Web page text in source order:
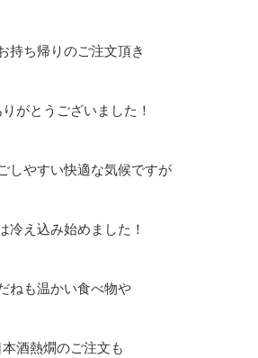
持ち帰りのご注文頂き
がとうございました！
しやすい快適な気候ですが
冷え込み始めました！
ねも温かい食べ物や
本酒熱燗のご注文も